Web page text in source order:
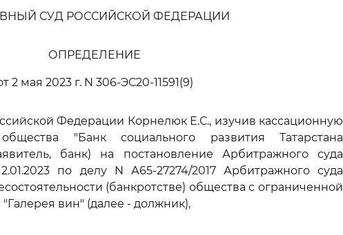
СУД РОССИЙСКОЙ ФЕДЕРАЦИИ
ОПРЕДЕЛЕНИЕ
2 мая 2023 г. N 306-ЭС20-11591(9)
Федерации Корнелюк Е.С., изучив кассационную
"Банк социального развития Татарстана
банк) на постановление Арбитражного суда
по делу N А65-27274/2017 Арбитражного суда
(банкротстве) общества с ограниченной
вин" (далее - должник),